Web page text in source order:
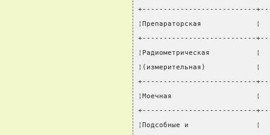
+---------------------------
¦Препараторская
+---------------------------
¦Радиометрическая
¦(измерительная)
+---------------------------
¦Моечная                    ¦
+---------------------------
¦Подсобные и